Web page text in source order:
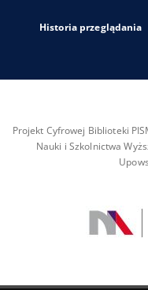
Historia przeglądania
Projekt Cyfrowej Biblioteki
Nauki i Szkolnictwa